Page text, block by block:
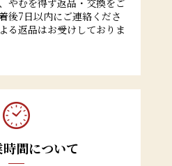
後7日以内にご連絡くださ
る返品はお受けしておりま
間について